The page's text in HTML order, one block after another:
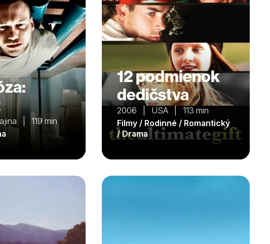
| 119 min
12 podmienok
dedičstva
2006 | USA | 113 min
Filmy / Rodinné / Romantický
/ Drama